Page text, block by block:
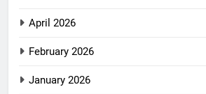
April 2026
February 2026
January 2026